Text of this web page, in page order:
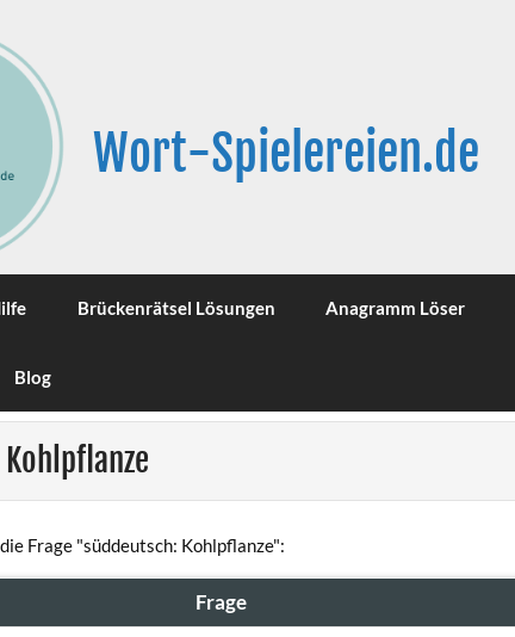
Wort-Spielereien.de
Brückenrätsel Lösungen Anagramm Löser
Blog
Frage "süddeutsch: Kohlpflanze":
Frage